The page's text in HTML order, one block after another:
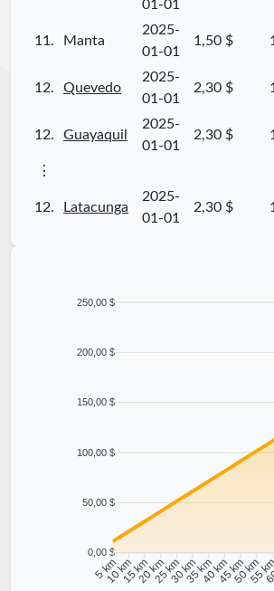
01-01
11. Manta
2025-
01-01
1,50 $
12. Quevedo
2025-
01-01
2,30 $
12. Guayaquil
2025-
01-01
2,30 $
⋮
12. Latacunga
2025-
01-01
2,30 $
250,00 $
200,00 $
150,00 $
100,00 $
50,00 $
0,00 $
5 km
10 km15 km20 km25 km30 km35 km40 km45 km50 km
55